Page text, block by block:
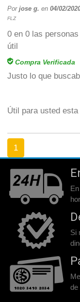
Por jose g. en 04/02/
FLZ
0 en 0 las
útil
Compra Verificada
Justo lo que
Útil para usted esta
1
Si
de